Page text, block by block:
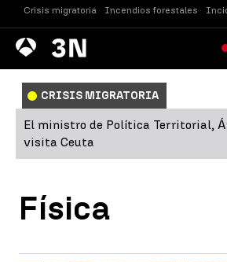
Crisis migratoria Incendios forestales
Antena
3 Noticias
CRISIS MIGRATORIA
El ministro de Política Territorial,
visita Ceuta
Física